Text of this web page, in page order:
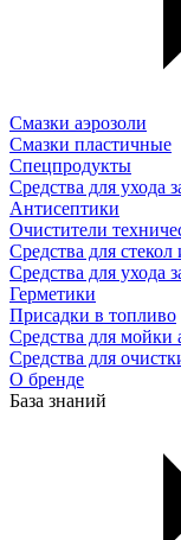
Смазки аэрозоли
Смазки пластичные
Спецпродукты
Средства для ухода
Антисептики
Очистители
Средства для стекол
Средства для ухода
Герметики
Присадки в топливо
Средства для мойки
Средства для
О бренде
База знаний